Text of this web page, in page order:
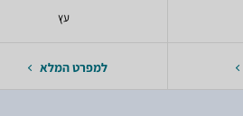
עץ
למפרט המלא